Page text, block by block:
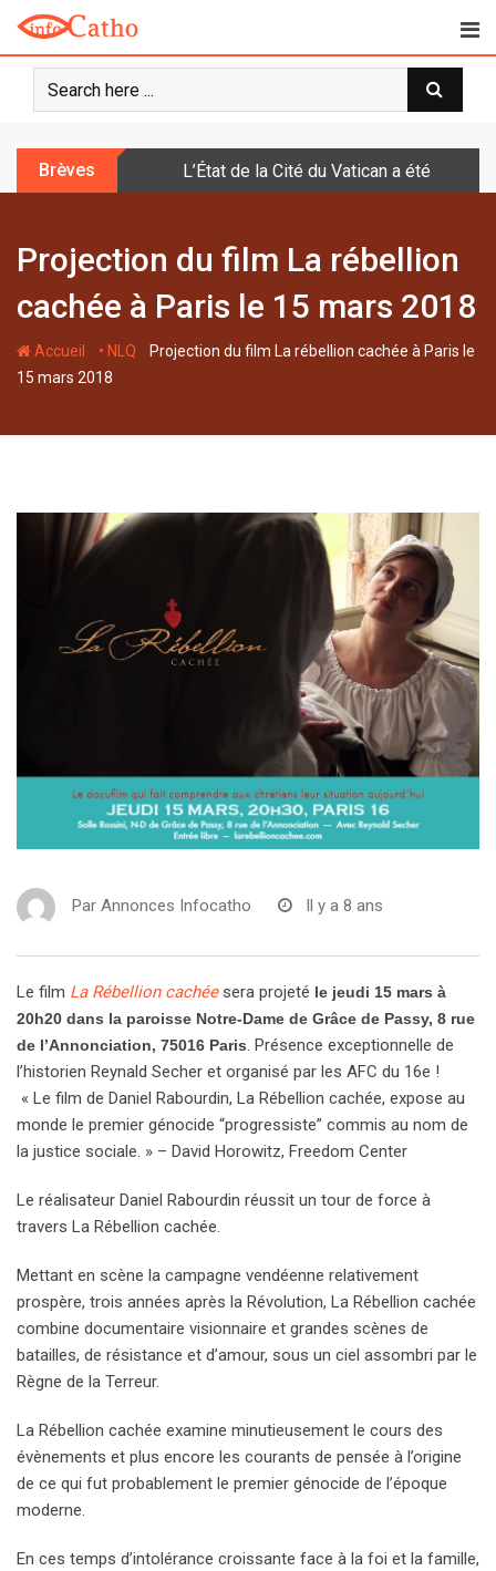
o
Brèves L’État de la Cité du Vatican a été doté
Projection du film La rébellion
cachée à Paris le 15 mars 2018
Accueil - • NLQ - Projection du film La rébellion cachée à Paris le
15 mars 2018
Par Annonces Infocatho Il y a 8 ans
Le film La Rébellion cachéesera projeté le jeudi 15 mars à
20h20 dans la paroisse Notre-Dame de Grâce de Passy, 8 rue
de l’Annonciation, 75016 Paris Présence exceptionnelle de
l’historien Reynald Secher et organisé par les AFC du 16e !
« Le film de Daniel Rabourdin, La Rébellion cachée, expose au
monde le premier génocide “progressiste” commis au nom de
la justice sociale. » – David Horowitz, Freedom Center
Le réalisateur Daniel Rabourdin réussit un tour de force à
travers La Rébellion cachée.
Mettant en scène la campagne vendéenne relativement
prospère, trois années après la Révolution, La Rébellion cachée
combine documentaire visionnaire et grandes scènes de
batailles, de résistance et d’amour, sous un ciel assombri par le
Règne de la Terreur.
La Rébellion cachée examine minutieusement le cours des
évènements et plus encore les courants de pensée à l’origine
de ce qui fut probablement le premier génocide de l’époque
moderne.
En ces temps d’intolérance croissante face à la foi et la famille,